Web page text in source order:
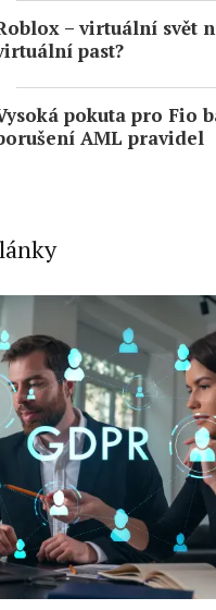
– virtuální svět
past?
pokuta pro Fio
AML pravidel